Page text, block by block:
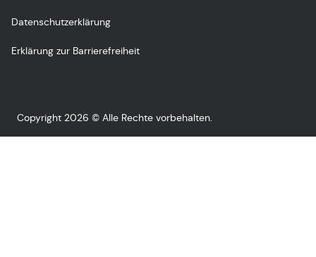
Datenschutzerklärung
Erklärung zur Barrierefreiheit
Copyright 2026 © Alle Rechte vorbehalten.